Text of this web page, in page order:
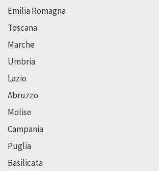
Emilia Romagna
Toscana
Marche
Umbria
Lazio
Abruzzo
Molise
Campania
Puglia
Basilicata